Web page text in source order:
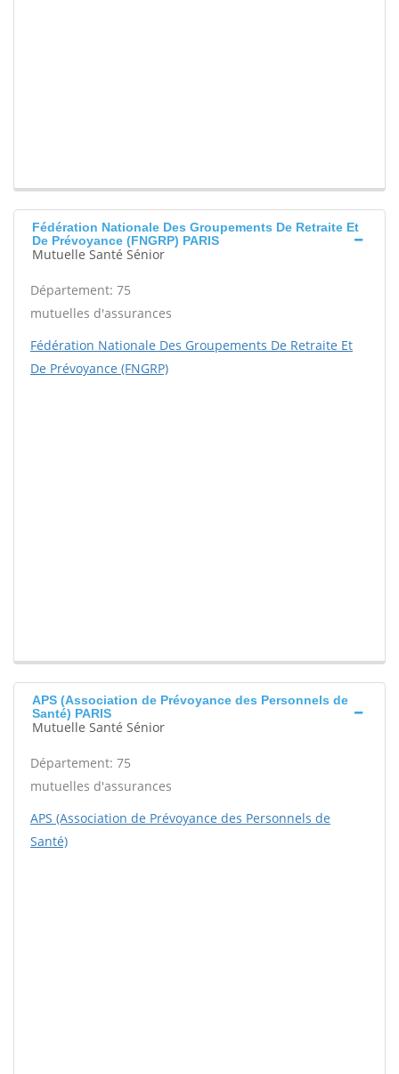
Fédération Nationale Des Groupements De Retraite Et
De Prévoyance (FNGRP) PARIS
Mutuelle Santé Sénior
Département: 75
mutuelles d'assurances
Fédération Nationale Des Groupements De Retraite Et
De Prévoyance (FNGRP)
APS (Association de Prévoyance des Personnels de
Santé) PARIS
Mutuelle Santé Sénior
Département: 75
mutuelles d'assurances
APS (Association de Prévoyance des Personnels de
Santé)